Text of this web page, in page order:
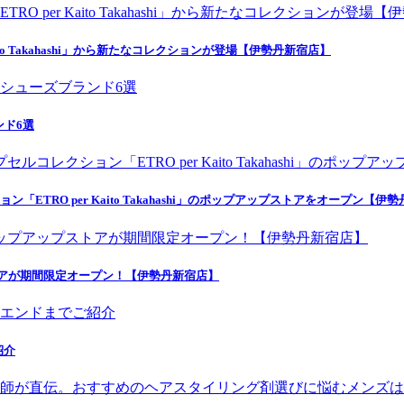
」から新たなコレクションが登場【伊勢丹新宿店】
ド6選
ン「ETRO per Kaito Takahashi」のポップアップストアをオープン【伊勢
期間限定オープン！【伊勢丹新宿店】
介